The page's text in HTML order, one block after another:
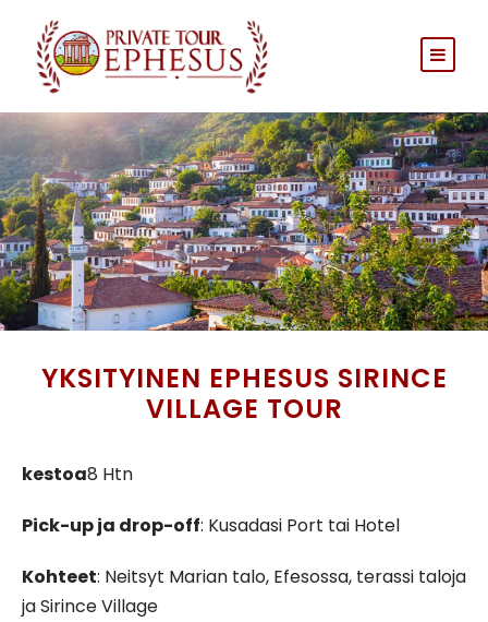
YKSITYINEN EPHESUS SIRINCE
VILLAGE TOUR
kestoa8 Htn
Pick-up ja drop-off: Kusadasi Port tai Hotel
Kohteet: Neitsyt Marian talo, Efesossa, terassi taloja
ja Sirince Village